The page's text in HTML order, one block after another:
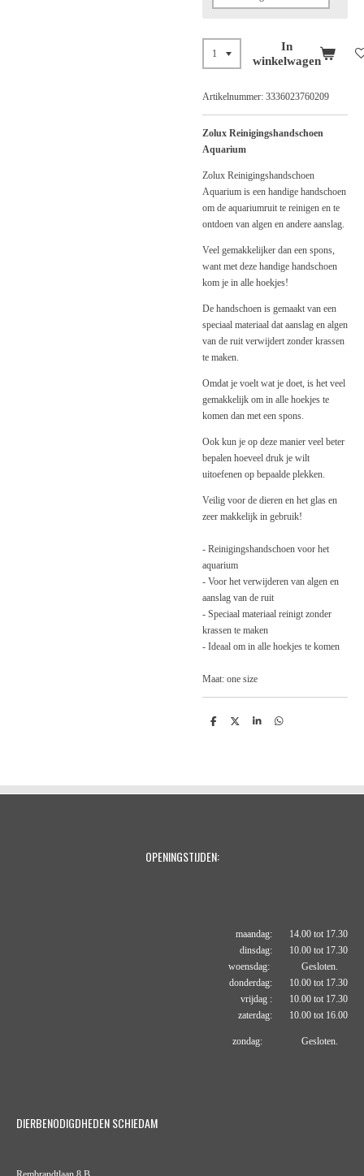
In
winkelwagen
Artikelnummer: 3336023760209
Zolux Reinigingshandschoen
Aquarium
Zolux Reinigingshandschoen
Aquarium is een handige handschoen
om de aquariumruit te reinigen en te
ontdoen van algen en andere aanslag.
Veel gemakkelijker dan een spons,
want met deze handige handschoen
kom je in alle hoekjes!
De handschoen is gemaakt van een
speciaal materiaal dat aanslag en algen
van de ruit verwijdert zonder krassen
te maken.
Omdat je voelt wat je doet, is het veel
gemakkelijk om in alle hoekjes te
komen dan met een spons.
Ook kun je op deze manier veel beter
bepalen hoeveel druk je wilt
uitoefenen op bepaalde plekken.
Veilig voor de dieren en het glas en
zeer makkelijk in gebruik!
- Reinigingshandschoen voor het
aquarium
- Voor het verwijderen van algen en
aanslag van de ruit
- Speciaal materiaal reinigt zonder
krassen te maken
- Ideaal om in alle hoekjes te komen
Maat: one size
D
D
S
D
OPENINGSTIJDEN:
maandag: 14.00 tot 17.30
dinsdag: 10.00 tot 17.30
woensdag: Gesloten.
donderdag: 10.00 tot 17.30
vrijdag : 10.00 tot 17.30
zaterdag: 10.00 tot 16.00
zondag: Gesloten.
DIERBENODIGDHEDEN SCHIEDAM